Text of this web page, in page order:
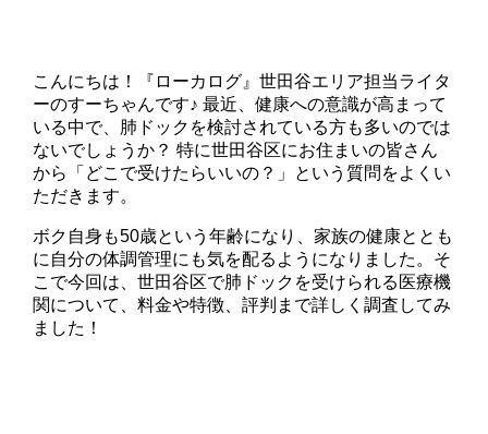
こんにちは！『ローカログ』世田谷エリア担当ライタ
ーのすーちゃんです♪ 最近、健康への意識が高まって
いる中で、肺ドックを検討されている方も多いのでは
ないでしょうか？ 特に世田谷区にお住まいの皆さん
から「どこで受けたらいいの？」という質問をよくい
ただきます。
ボク自身も50歳という年齢になり、家族の健康ととも
に自分の体調管理にも気を配るようになりました。そ
こで今回は、世田谷区で肺ドックを受けられる医療機
関について、料金や特徴、評判まで詳しく調査してみ
ました！